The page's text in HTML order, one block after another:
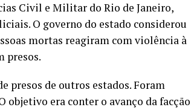
Civil e Militar do Rio de Janeiro,
O governo do estado considerou
mortas reagiram com violência à
presos.
presos de outros estados. Foram
objetivo era conter o avanço da facção